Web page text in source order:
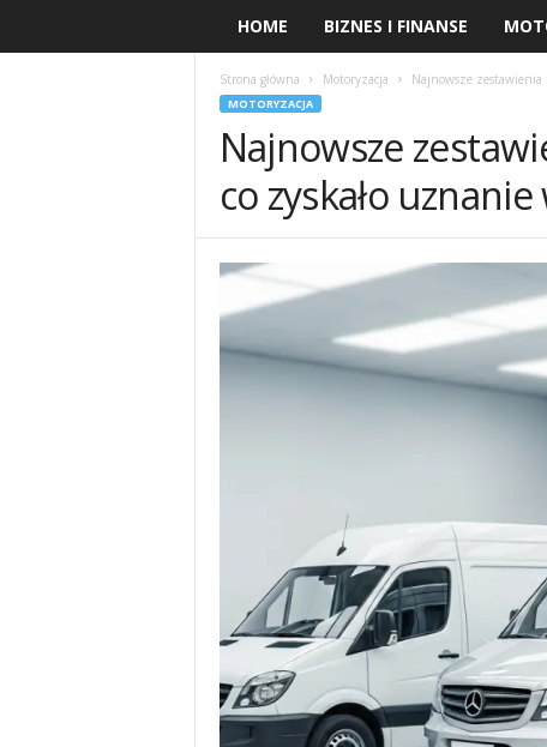
HOME BIZNES I FINANSE
Strona główna Motoryzacja Najnowsze
MOTORYZACJA
Najnowsze
co zyskało